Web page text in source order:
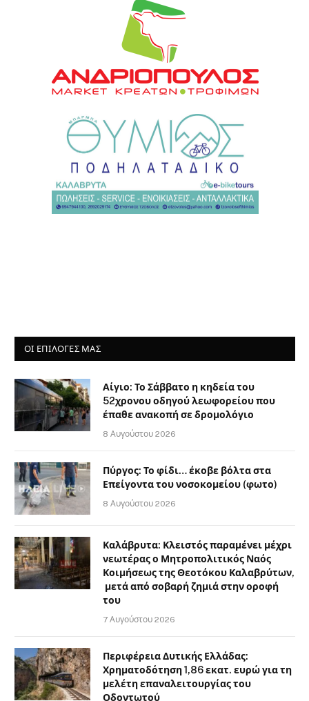
Πύργος: Το φίδι… έκοβε βόλτα στα
Επείγοντα του νοσοκομείου (φωτο)
8 Αυγούστου 2026
νεωτέρας ο Μητροπολιτικός Ναός
Κοιμήσεως της Θεοτόκου Καλαβρύτων,
μετά από σοβαρή ζημιά στην οροφή
Περιφέρεια Δυτικής Ελλάδας:
Χρηματοδότηση 1,86 εκατ. ευρώ για τη
μελέτη επαναλειτουργίας του
FOLLOW KALAVRITALIVE ON SOCIAL